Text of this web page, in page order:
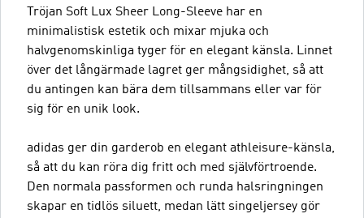
Tröjan Soft Lux Sheer Long-Sleeve har en
minimalistisk estetik och mixar mjuka och
halvgenomskinliga tyger för en elegant känsla. Linnet
över det långärmade lagret ger mångsidighet, så att
du antingen kan bära dem tillsammans eller var för
sig för en unik look.
adidas ger din garderob en elegant athleisure-känsla,
så att du kan röra dig fritt och med självförtroende.
Den normala passformen och runda halsringningen
skapar en tidlös siluett, medan lätt singeljersey gör